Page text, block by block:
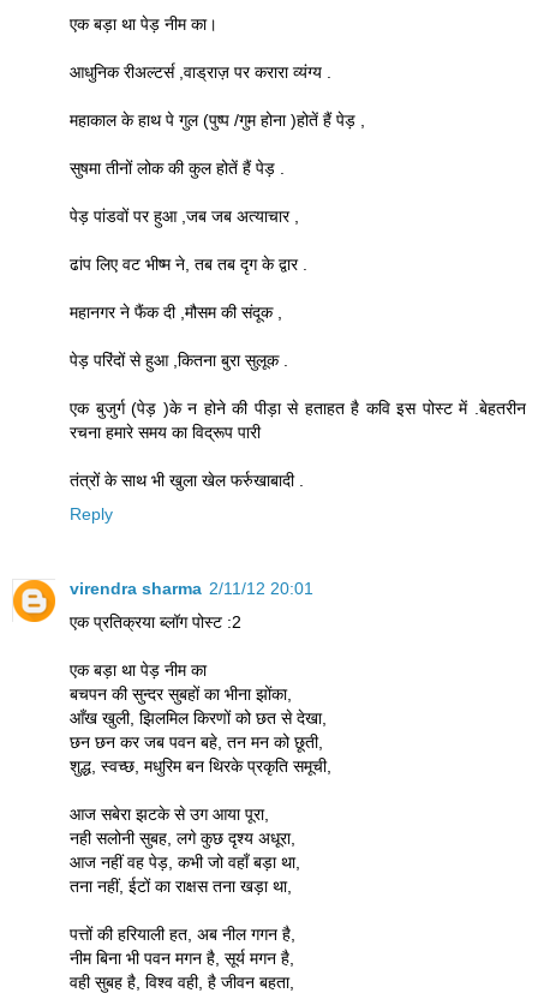
एक बड़ा था पेड़ नीम का।
आधुनिक रीअल्टर्स ,वाड्राज़ पर करारा व्यंग्य .
महाकाल के हाथ पे गुल (पुष्प /गुम होना )होतें हैं पेड़ ,
सुषमा तीनों लोक की कुल होतें हैं पेड़ .
पेड़ पांडवों पर हुआ ,जब जब अत्याचार ,
ढांप लिए वट भीष्म ने, तब तब दृग के द्वार .
महानगर ने फैंक दी ,मौसम की संदूक ,
पेड़ परिंदों से हुआ ,कितना बुरा सुलूक .
एक बुजुर्ग (पेड़ )के न होने की पीड़ा से हताहत है कवि इस पोस्ट में .बेहतरीन
रचना हमारे समय का विद्रूप पारी
तंत्रों के साथ भी खुला खेल फर्रुखाबादी .
Reply
virendra sharma 2/11/12 20:01
एक प्रतिक्रया ब्लॉग पोस्ट :2
एक बड़ा था पेड़ नीम का
बचपन की सुन्दर सुबहों का भीना झोंका,
आँख खुली, झिलमिल किरणों को छत से देखा,
छन छन कर जब पवन बहे, तन मन को छूती,
शुद्ध, स्वच्छ, मधुरिम बन थिरके प्रकृति समूची,
आज सबेरा झटके से उग आया पूरा,
नही सलोनी सुबह, लगे कुछ दृश्य अधूरा,
आज नहीं वह पेड़, कभी जो वहाँ बड़ा था,
तना नहीं, ईटों का राक्षस तना खड़ा था,
पत्तों की हरियाली हत, अब नील गगन है,
नीम बिना भी पवन मगन है, सूर्य मगन है,
वही सुबह है, विश्व वही, है जीवन बहता,